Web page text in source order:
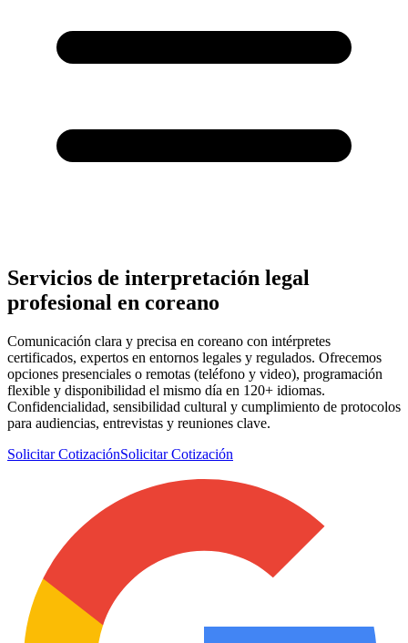
Servicios de interpretación legal
profesional en coreano
Comunicación clara y precisa en coreano con intérpretes
certificados, expertos en entornos legales y regulados. Ofrecemos
opciones presenciales o remotas (teléfono y video), programación
flexible y disponibilidad el mismo día en 120+ idiomas.
Confidencialidad, sensibilidad cultural y cumplimiento de protocolos
para audiencias, entrevistas y reuniones clave.
Solicitar CotizaciónSolicitar Cotización